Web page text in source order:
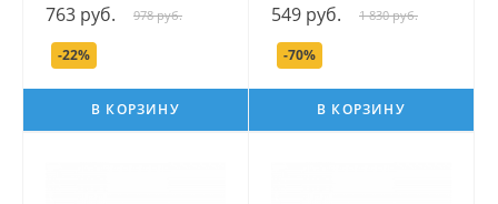
763 руб. 978 руб.
-22%
В КОРЗИНУ
549 руб. 1 830 руб.
-70%
В КОРЗИНУ